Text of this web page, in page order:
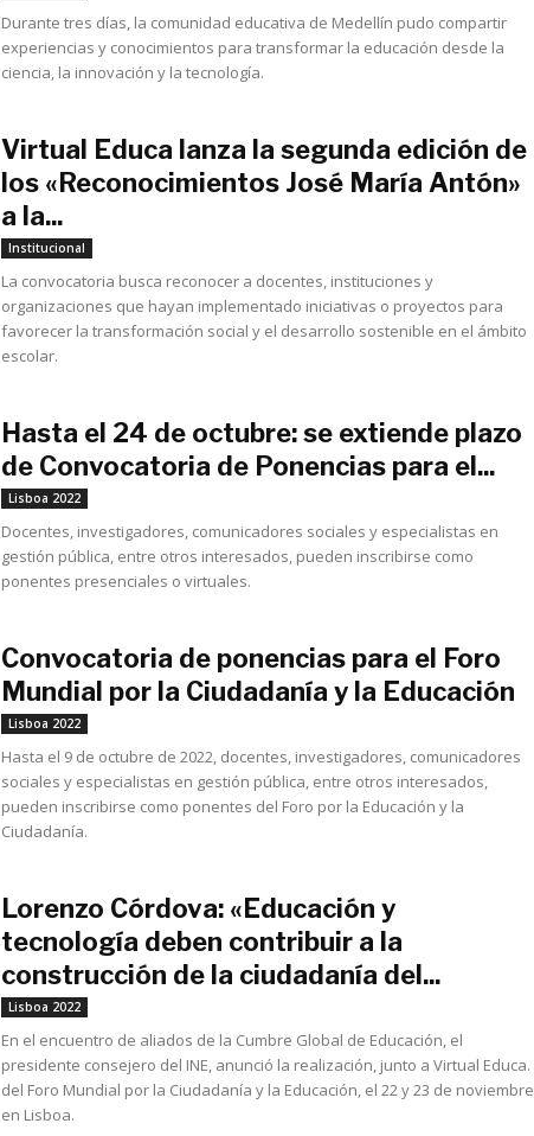
Durante tres días, la comunidad educativa de Medellín pudo compartir
experiencias y conocimientos para transformar la educación desde la
ciencia, la innovación y la tecnología.
Virtual Educa lanza la segunda edición de
los «Reconocimientos José María Antón»
a la...
Institucional
La convocatoria busca reconocer a docentes, instituciones y
organizaciones que hayan implementado iniciativas o proyectos para
favorecer la transformación social y el desarrollo sostenible en el ámbito
escolar.
Hasta el 24 de octubre: se extiende plazo
de Convocatoria de Ponencias para el...
Lisboa 2022
Docentes, investigadores, comunicadores sociales y especialistas en
gestión pública, entre otros interesados, pueden inscribirse como
ponentes presenciales o virtuales.
Convocatoria de ponencias para el Foro
Mundial por la Ciudadanía y la Educación
Lisboa 2022
Hasta el 9 de octubre de 2022, docentes, investigadores, comunicadores
sociales y especialistas en gestión pública, entre otros interesados,
pueden inscribirse como ponentes del Foro por la Educación y la
Ciudadanía.
Lorenzo Córdova: «Educación y
tecnología deben contribuir a la
construcción de la ciudadanía del...
Lisboa 2022
En el encuentro de aliados de la Cumbre Global de Educación, el
presidente consejero del INE, anunció la realización, junto a Virtual Educa.
del Foro Mundial por la Ciudadanía y la Educación, el 22 y 23 de noviembre
en Lisboa.